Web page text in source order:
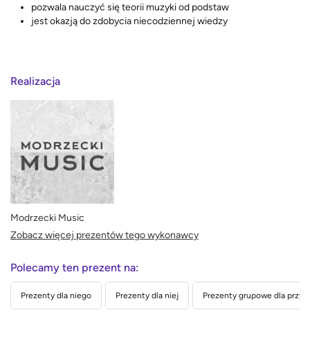
pozwala nauczyć się teorii muzyki od podstaw
jest okazją do zdobycia niecodziennej wiedzy
Realizacja
Modrzecki Music
Zobacz więcej prezentów tego wykonawcy
Polecamy ten prezent na:
Prezenty dla niego Prezenty dla niej Prezenty grupowe dla